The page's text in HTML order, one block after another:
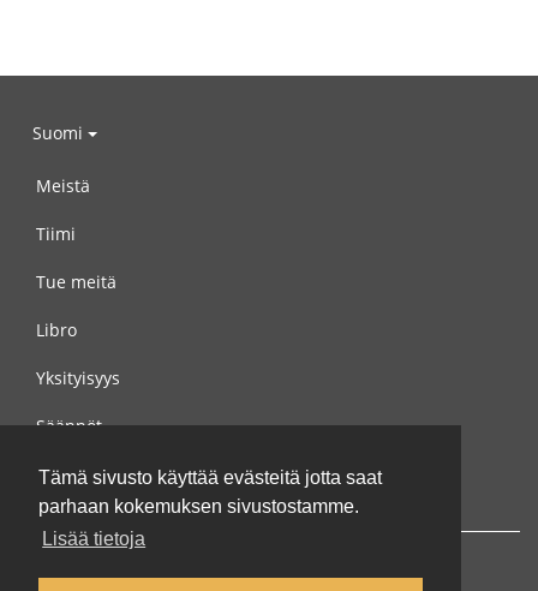
Tämä sivusto käyttää evästeitä jotta saat
parhaan kokemuksen sivustostamme.
Lisää tietoja
Suomi
Meistä
Tiimi
Tue meitä
Libro
Yksityisyys
Säännöt
Ota yhteyttä meihin